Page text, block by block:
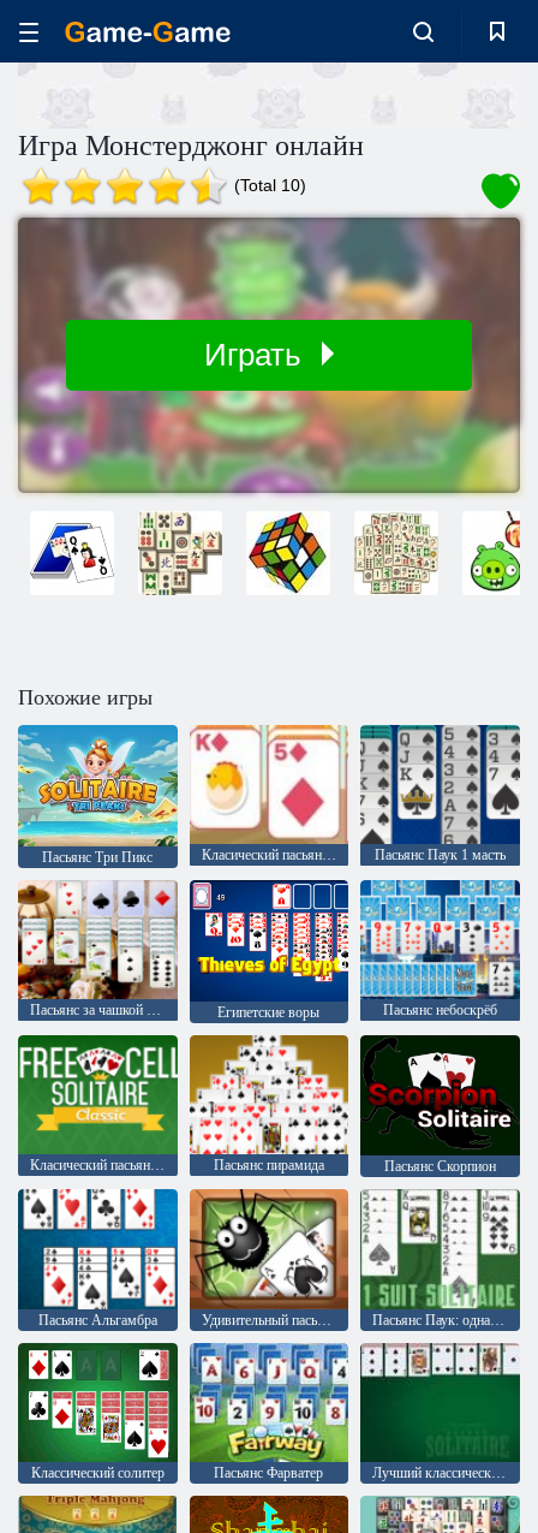
Игра Монстерджонг онлайн
(Total 10)
Играть
Похожие игры
Пасьянс Три Пикс Класический пасьян солитер Пасьянс Паук 1 масть
Пасьянс за чашкой чая Египетские воры Пасьянс небоскрёб
Класический пасьянс : Свободная клетка Пасьянс пирамида Пасьянс Скорпион
Пасьянс Альгамбра Удивительный пасьянс паука Пасьянс Паук: одна масть
Классический солитер Пасьянс Фарватер Лучший классический пасьянс: Паук